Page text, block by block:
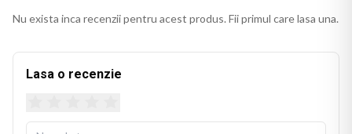
deosebeste de cadourile obisnuite si ramane un suvenir cu
adaugand un accent personal si estetic spatiului. Designul
mentinand aspectul proaspat al cadoului.
Nu exista inca recenzii pentru acest produs. Fii primul care lasa una.
Lasa o recenzie